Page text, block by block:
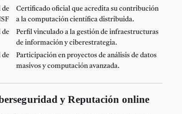
de
Certificado oficial que acredita su contribución
a la computación científica distribuida.
de
Perfil vinculado a la gestión de infraestructuras
de información y ciberestrategia.
de
Participación en proyectos de análisis de datos
masivos y computación avanzada.
y Reputación online